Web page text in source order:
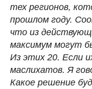
тех регионов,
прошлом году.
что из
максимум могут
Из этих 20. Если
маслихатов. Я
Какое решение